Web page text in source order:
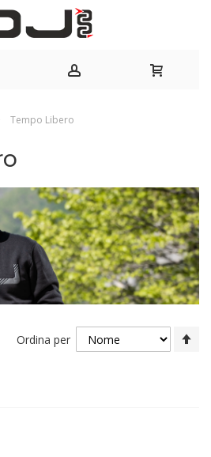
Tempo Libero
Ordina per